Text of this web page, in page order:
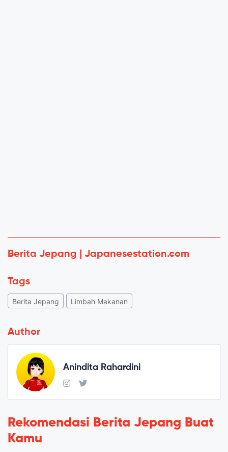
Berita Jepang | Japanesestation.com
Tags
Berita Jepang Limbah Makanan
Author
Anindita Rahardini
Rekomendasi Berita Jepang Buat
Kamu